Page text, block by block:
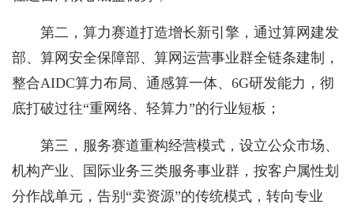
第二，算力赛道打造增长新引擎，通过算网建发
部、算网安全保障部、算网运营事业群全链条建制，
整合AIDC算力布局、通感算一体、6G研发能力，彻
底打破过往“重网络、轻算力”的行业短板；
第三，服务赛道重构经营模式，设立公众市场、
机构产业、国际业务三类服务事业群，按客户属性划
分作战单元，告别“卖资源”的传统模式，转向专业